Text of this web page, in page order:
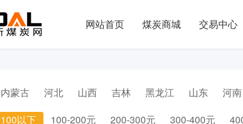
网站首页 煤炭商城 交易中心
内蒙古 河北 山西 吉林 黑龙江 山东 河南
100以下 100-200元 200-300元 300-400元